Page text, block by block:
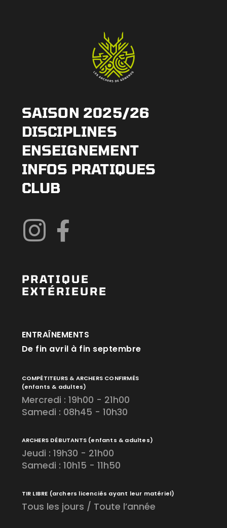
SAISON 2025/26
DISCIPLINES
ENSEIGNEMENT
INFOS PRATIQUES
CLUB
PRATIQUE
EXTÉRIEURE
ENTRAÎNEMENTS
De fin avril à fin septembre
COMPÉTITEURS & ARCHERS CONFIRMÉS
(enfants & adultes)
Mercredi : 19h00 - 21h00
Samedi : 08h45 - 10h30
ARCHERS DÉBUTANTS (enfants & adultes)
Jeudi : 19h30 - 21h00
Samedi : 10h15 - 11h50
TIR LIBRE (archers licenciés ayant leur matériel)
Tous les jours / Toute l’année